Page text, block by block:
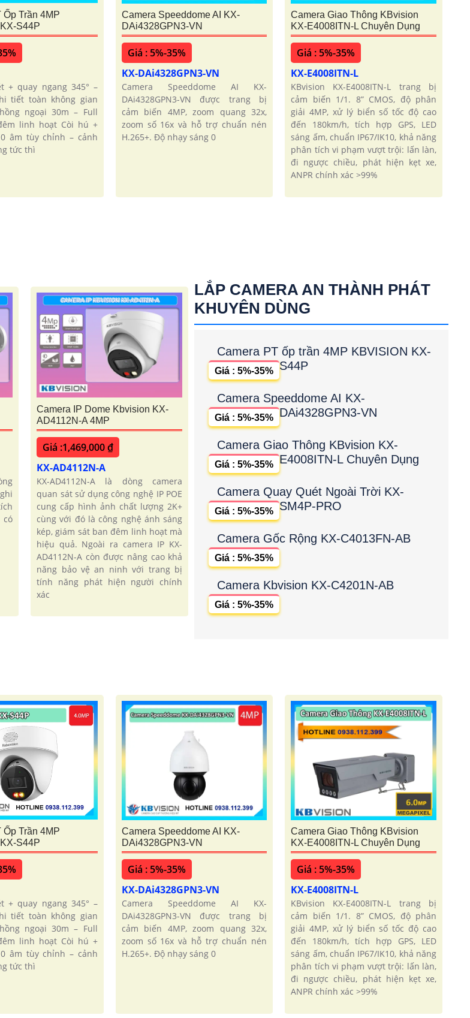
Ốp Trần 4MP
S44P
+ quay ngang 345° –
tiết toàn không gian
ngoại 30m – Full
linh hoạt Còi hú +
âm tùy chỉnh – cảnh
tức thì
Camera Speeddome AI KX-
DAi4328GPN3-VN
Giá : 5%-35%
KX-DAi4328GPN3-VN
Camera Speeddome AI KX-
DAi4328GPN3-VN được trang bị
cảm biến 4MP, zoom quang 32x,
zoom số 16x và hỗ trợ chuẩn nén
H.265+. Độ nhạy sáng 0
Camera Giao Thông KBvision
KX-E4008ITN-L Chuyên Dụng
Giá : 5%-35%
KX-E4008ITN-L
KBvision KX-E4008ITN-L trang bị
cảm biến 1/1. 8” CMOS, độ phân
giải 4MP, xử lý biển số tốc độ cao
đến 180km/h, tích hợp GPS, LED
sáng ấm, chuẩn IP67/IK10, khả năng
phân tích vi phạm vượt trội: lấn làn,
đi ngược chiều, phát hiện kẹt xe,
ANPR chính xác >99%
Camera IP Dome Kbvision KX-
AD4112N-A 4MP
Giá :1,469,000 ₫
KX-AD4112N-A
KX-AD4112N-A là dòng camera
quan sát sử dụng công nghệ IP POE
cung cấp hình ảnh chất lượng 2K+
cùng với đó là công nghệ ánh sáng
kép, giám sát ban đêm linh hoạt mà
hiệu quả. Ngoài ra camera IP KX-
AD4112N-A còn được nâng cao khả
năng bảo vệ an ninh với trang bị
tính năng phát hiện người chính
xác
LẮP CAMERA AN THÀNH PHÁT
KHUYÊN DÙNG
Camera PT ốp trần 4MP KBVISION KX-
S44P
Giá : 5%-35%
Camera Speeddome AI KX-
DAi4328GPN3-VN
Giá : 5%-35%
Camera Giao Thông KBvision KX-
E4008ITN-L Chuyên Dụng
Giá : 5%-35%
Camera Quay Quét Ngoài Trời KX-
SM4P-PRO
Giá : 5%-35%
Camera Gốc Rộng KX-C4013FN-AB
Giá : 5%-35%
Camera Kbvision KX-C4201N-AB
Giá : 5%-35%
Ốp Trần 4MP
S44P
+ quay ngang 345° –
tiết toàn không gian
ngoại 30m – Full
linh hoạt Còi hú +
âm tùy chỉnh – cảnh
tức thì
Camera Speeddome AI KX-
DAi4328GPN3-VN
Giá : 5%-35%
KX-DAi4328GPN3-VN
Camera Speeddome AI KX-
DAi4328GPN3-VN được trang bị
cảm biến 4MP, zoom quang 32x,
zoom số 16x và hỗ trợ chuẩn nén
H.265+. Độ nhạy sáng 0
Camera Giao Thông KBvision
KX-E4008ITN-L Chuyên Dụng
Giá : 5%-35%
KX-E4008ITN-L
KBvision KX-E4008ITN-L trang bị
cảm biến 1/1. 8” CMOS, độ phân
giải 4MP, xử lý biển số tốc độ cao
đến 180km/h, tích hợp GPS, LED
sáng ấm, chuẩn IP67/IK10, khả năng
phân tích vi phạm vượt trội: lấn làn,
đi ngược chiều, phát hiện kẹt xe,
ANPR chính xác >99%